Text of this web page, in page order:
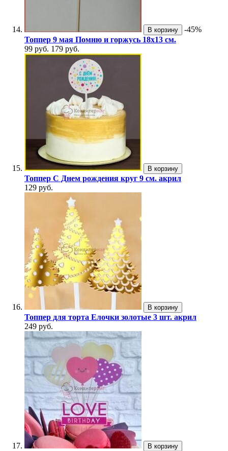
В корзину
-45%
Топпер 9 мая Помню и горжусь 18х13 см.
99 руб. 179 руб.
В корзину
Топпер С Днем рождения круг 9 см. акрил
129 руб.
В корзину
Топпер для торта Елочки золотые 3 шт. акрил
249 руб.
В корзину